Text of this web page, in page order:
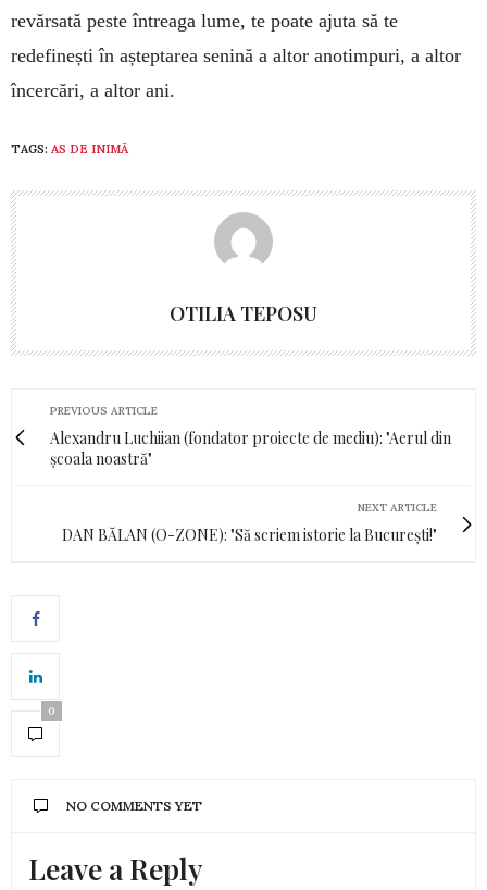
revărsată peste întreaga lume, te poate ajuta să te
redefinești în așteptarea senină a altor anotimpuri, a altor
încercări, a altor ani.
TAGS: AS DE INIMĂ
OTILIA TEPOSU
PREVIOUS ARTICLE
Alexandru Luchiian (fondator proiecte de mediu): "Aerul din
școala noastră"
NEXT ARTICLE
DAN BĂLAN (O-ZONE): "Să scriem istorie la București!"
0
NO COMMENTS YET
Leave a Reply